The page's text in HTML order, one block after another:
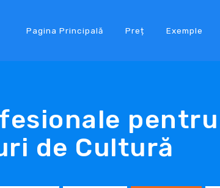
Pagina Principală Preț Exemple
de Cultură